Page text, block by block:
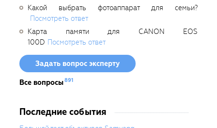
Какой выбрать фотоаппарат для семьи?
Посмотреть ответ
Карта памяти для CANON EOS
100D Посмотреть ответ
Задать вопрос эксперту
Все вопросы891
Последние события